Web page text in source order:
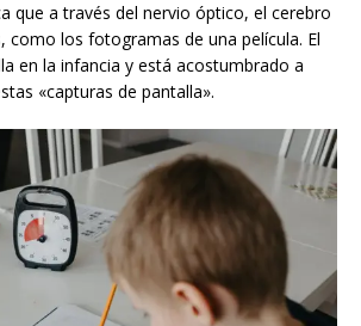
que a través del nervio óptico, el cerebro
como los fotogramas de una película. El
en la infancia y está acostumbrado a
«capturas de pantalla».